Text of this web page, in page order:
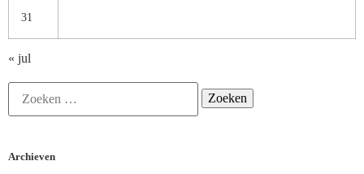
31
« jul
Archieven